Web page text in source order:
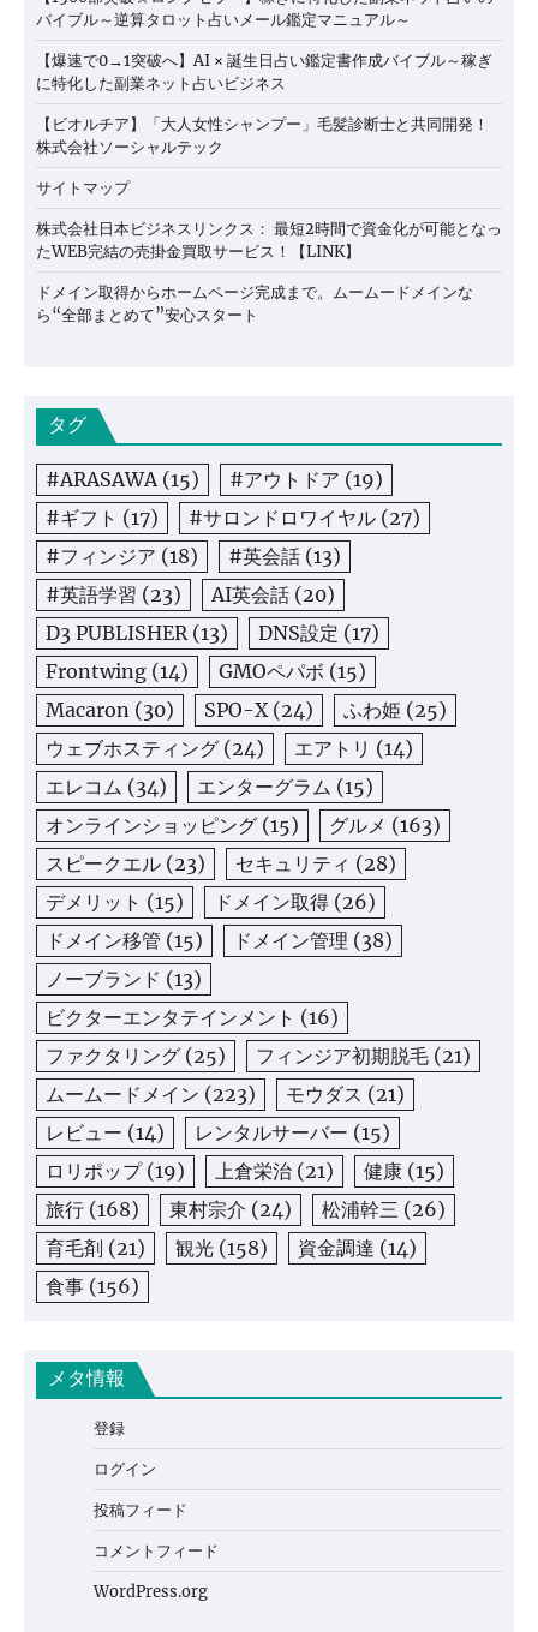
バイブル～逆算タロット占いメール鑑定マニュアル～
【爆速で0→1突破へ】AI × 誕生日占い鑑定書作成バイブル～稼ぎ
に特化した副業ネット占いビジネス
【ビオルチア】「大人女性シャンプー」毛髪診断士と共同開発！
株式会社ソーシャルテック
サイトマップ
株式会社日本ビジネスリンクス： 最短2時間で資金化が可能となっ
たWEB完結の売掛金買取サービス！【LINK】
ドメイン取得からホームページ完成まで。ムームードメインな
ら“全部まとめて”安心スタート
タグ
#ARASAWA (15) #アウトドア (19)
#ギフト (17) #サロンドロワイヤル (27)
#フィンジア (18) #英会話 (13)
#英語学習 (23) AI英会話 (20)
D3 PUBLISHER (13) DNS設定 (17)
Frontwing (14) GMOペパボ (15)
Macaron (30) SPO-X (24) ふわ姫 (25)
ウェブホスティング (24) エアトリ (14)
エレコム (34) エンターグラム (15)
オンラインショッピング (15) グルメ (163)
スピークエル (23) セキュリティ (28)
デメリット (15) ドメイン取得 (26)
ドメイン移管 (15) ドメイン管理 (38)
ノーブランド (13)
ビクターエンタテインメント (16)
ファクタリング (25) フィンジア初期脱毛 (21)
ムームードメイン (223) モウダス (21)
レビュー (14) レンタルサーバー (15)
ロリポップ(19) 上倉栄治 (21) 健康 (15)
旅行 (168) 東村宗介 (24) 松浦幹三 (26)
育毛剤 (21) 観光 (158) 資金調達 (14)
食事 (156)
メタ情報
登録
ログイン
投稿フィード
コメントフィード
WordPress.org